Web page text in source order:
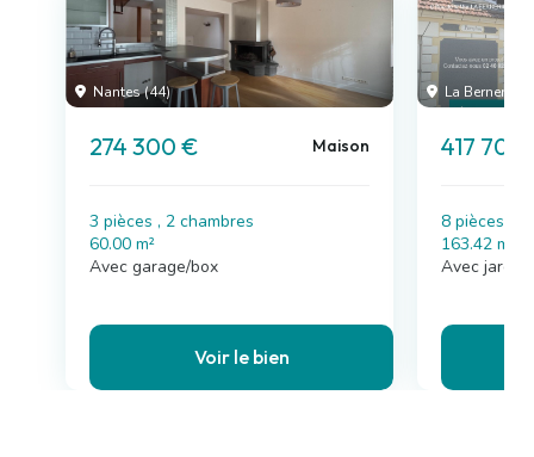
Nantes (44)
274 300 € Maison
3 pièces , 2 chambres
60.00 m²
Avec garage/box
Voir le bien
La Bernerie-
417 700
8 pièces , 6
163.42 m²
Avec jardin